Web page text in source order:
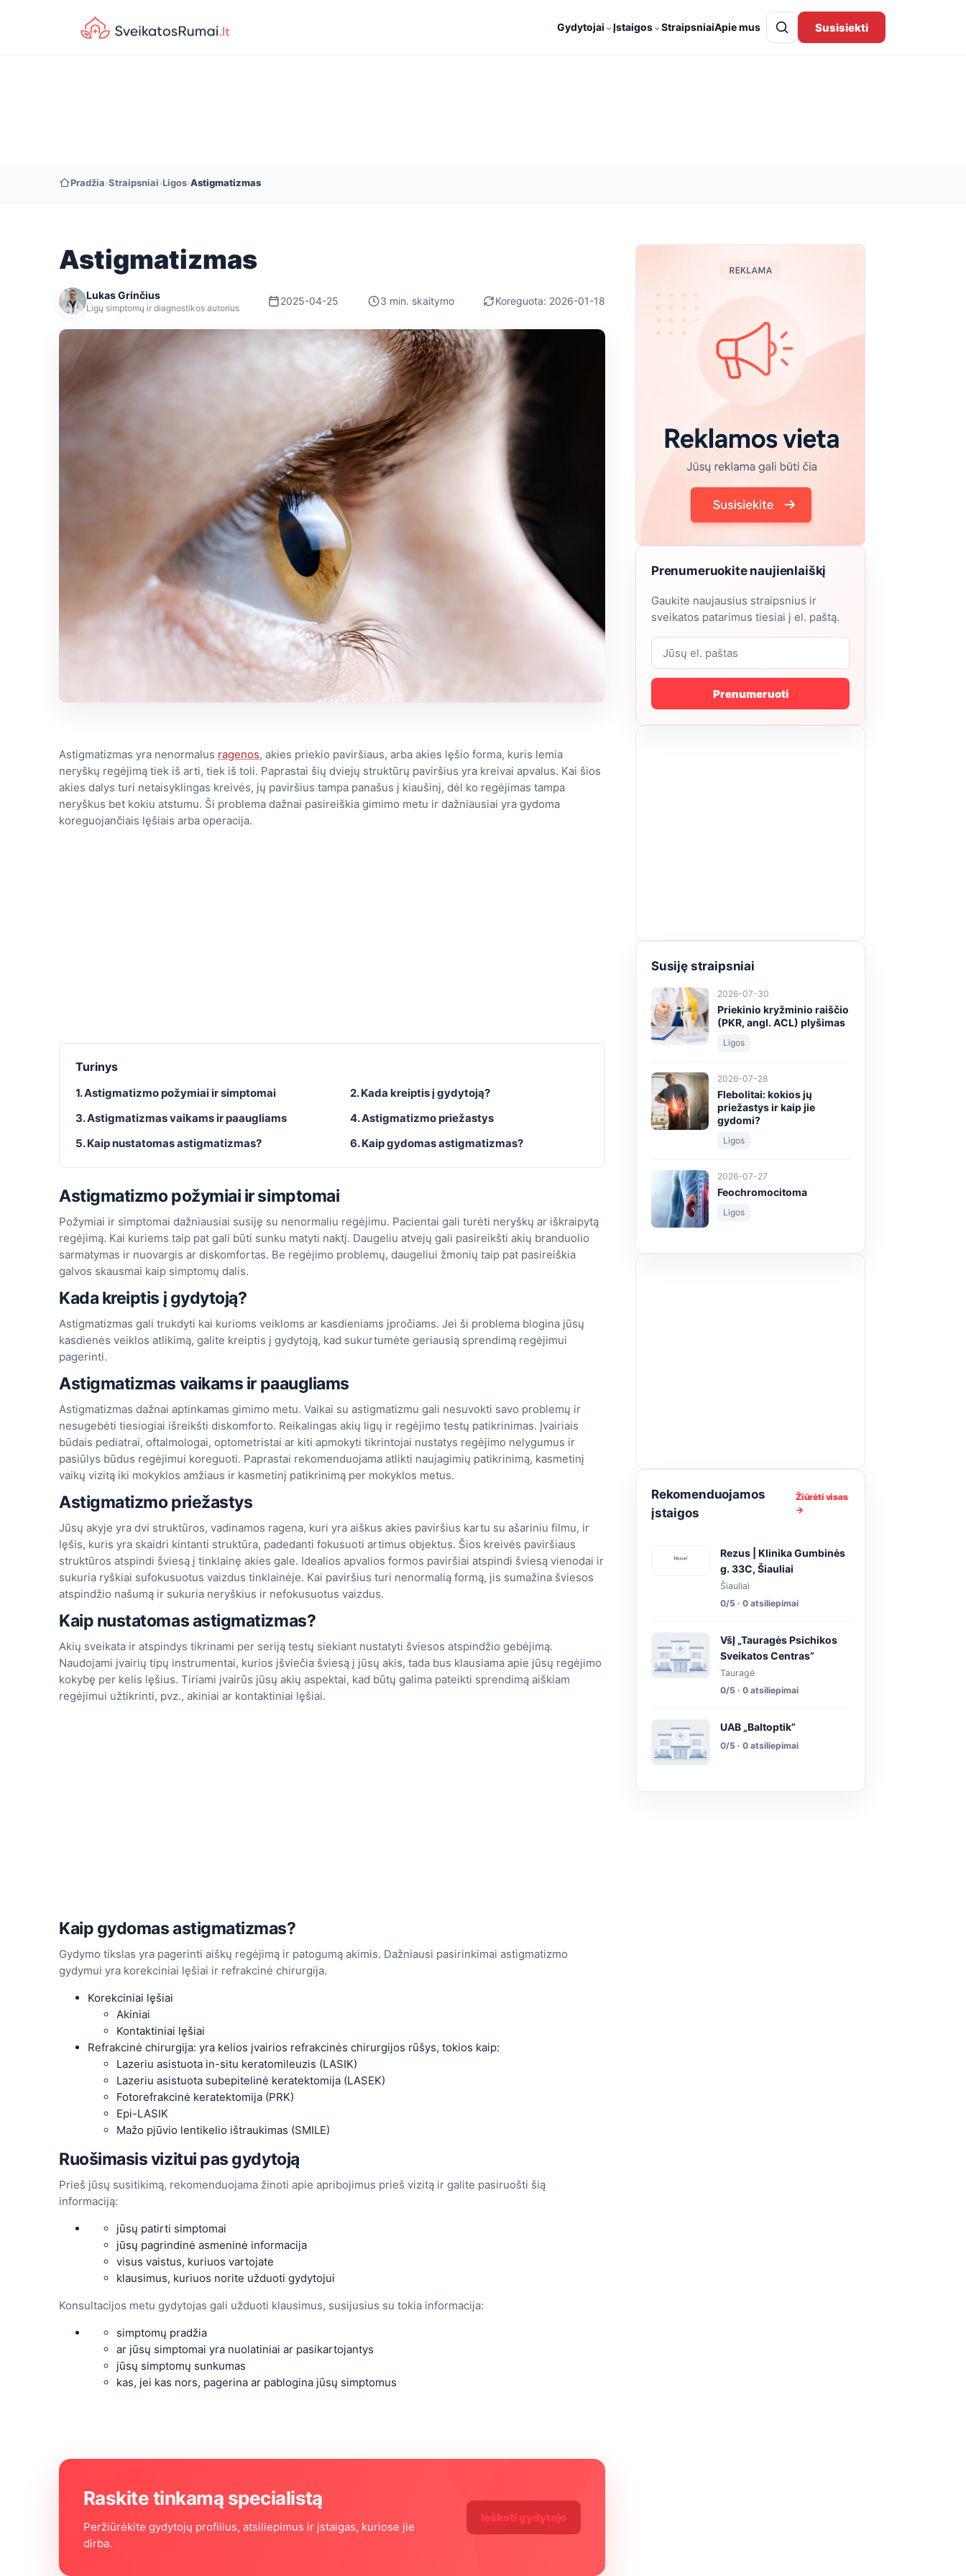
Gydytojai ⌄Įstaigos⌄StraipsniaiApie mus Susisiekti
Pradžia›Straipsniai›Ligos›Astigmatizmas
Astigmatizmas
Lukas Grinčius
Ligų simptomų ir diagnostikos autorius
2025-04-25 3 min. skaitymo Koreguota: 2026-01-18
Astigmatizmas yra nenormalus ragenos, akies priekio paviršiaus, arba akies lęšio forma, kuris lemia
neryškų regėjimą tiek iš arti, tiek iš toli. Paprastai šių dviejų struktūrų paviršius yra kreivai apvalus. Kai šios
akies dalys turi netaisyklingas kreivės, jų paviršius tampa panašus į kiaušinį, dėl ko regėjimas tampa
neryškus bet kokiu atstumu. Ši problema dažnai pasireiškia gimimo metu ir dažniausiai yra gydoma
koreguojančiais lęšiais arba operacija.
Turinys
1. Astigmatizmo požymiai ir simptomai
2. Kada kreiptis į gydytoją?
3. Astigmatizmas vaikams ir paaugliams
4. Astigmatizmo priežastys
5. Kaip nustatomas astigmatizmas?
6. Kaip gydomas astigmatizmas?
Astigmatizmo požymiai ir simptomai
Požymiai ir simptomai dažniausiai susiję su nenormaliu regėjimu. Pacientai gali turėti neryškų ar iškraipytą
regėjimą. Kai kuriems taip pat gali būti sunku matyti naktį. Daugeliu atvejų gali pasireikšti akių branduolio
sarmatymas ir nuovargis ar diskomfortas. Be regėjimo problemų, daugeliui žmonių taip pat pasireiškia
galvos skausmai kaip simptomų dalis.
Kada kreiptis į gydytoją?
Astigmatizmas gali trukdyti kai kurioms veikloms ar kasdieniams įpročiams. Jei ši problema blogina jūsų
kasdienės veiklos atlikimą, galite kreiptis į gydytoją, kad sukurtumėte geriausią sprendimą regėjimui
pagerinti.
Astigmatizmas vaikams ir paaugliams
Astigmatizmas dažnai aptinkamas gimimo metu. Vaikai su astigmatizmu gali nesuvokti savo problemų ir
nesugebėti tiesiogiai išreikšti diskomforto. Reikalingas akių ligų ir regėjimo testų patikrinimas. Įvairiais
būdais pediatrai, oftalmologai, optometristai ar kiti apmokyti tikrintojai nustatys regėjimo nelygumus ir
pasiūlys būdus regėjimui koreguoti. Paprastai rekomenduojama atlikti naujagimių patikrinimą, kasmetinį
vaikų vizitą iki mokyklos amžiaus ir kasmetinį patikrinimą per mokyklos metus.
Astigmatizmo priežastys
Jūsų akyje yra dvi struktūros, vadinamos ragena, kuri yra aiškus akies paviršius kartu su ašariniu filmu, ir
lęšis, kuris yra skaidri kintanti struktūra, padedanti fokusuoti artimus objektus. Šios kreivės paviršiaus
struktūros atspindi šviesą į tinklainę akies gale. Idealios apvalios formos paviršiai atspindi šviesą vienodai ir
sukuria ryškiai sufokusuotus vaizdus tinklainėje. Kai paviršius turi nenormalią formą, jis sumažina šviesos
atspindžio našumą ir sukuria neryškius ir nefokusuotus vaizdus.
Kaip nustatomas astigmatizmas?
Akių sveikata ir atspindys tikrinami per seriją testų siekiant nustatyti šviesos atspindžio gebėjimą.
Naudojami įvairių tipų instrumentai, kurios įšviečia šviesą į jūsų akis, tada bus klausiama apie jūsų regėjimo
kokybę per kelis lęšius. Tiriami įvairūs jūsų akių aspektai, kad būtų galima pateikti sprendimą aiškiam
regėjimui užtikrinti, pvz., akiniai ar kontaktiniai lęšiai.
Kaip gydomas astigmatizmas?
Gydymo tikslas yra pagerinti aiškų regėjimą ir patogumą akimis. Dažniausi pasirinkimai astigmatizmo
gydymui yra korekciniai lęšiai ir refrakcinė chirurgija.
Korekciniai lęšiai
Akiniai
Kontaktiniai lęšiai
Refrakcinė chirurgija: yra kelios įvairios refrakcinės chirurgijos rūšys, tokios kaip:
Lazeriu asistuota in-situ keratomileuzis (LASIK)
Lazeriu asistuota subepitelinė keratektomija (LASEK)
Fotorefrakcinė keratektomija (PRK)
Epi-LASIK
Mažo pjūvio lentikelio ištraukimas (SMILE)
Ruošimasis vizitui pas gydytoją
Prieš jūsų susitikimą, rekomenduojama žinoti apie apribojimus prieš vizitą ir galite pasiruošti šią
informaciją:
jūsų patirti simptomai
jūsų pagrindinė asmeninė informacija
visus vaistus, kuriuos vartojate
klausimus, kuriuos norite užduoti gydytojui
Konsultacijos metu gydytojas gali užduoti klausimus, susijusius su tokia informacija:
simptomų pradžia
ar jūsų simptomai yra nuolatiniai ar pasikartojantys
jūsų simptomų sunkumas
kas, jei kas nors, pagerina ar pablogina jūsų simptomus
Raskite tinkamą specialistą
Peržiūrėkite gydytojų profilius, atsiliepimus ir įstaigas, kuriose jie
dirba.
Ieškoti gydytojo
Prenumeruokite naujienlaiškį
Gaukite naujausius straipsnius ir
sveikatos patarimus tiesiai į el. paštą.
Prenumeruoti
Susiję straipsniai
2026-07-30
Priekinio kryžminio raiščio
(PKR, angl. ACL) plyšimas
Ligos
2026-07-28
Flebolitai: kokios jų
priežastys ir kaip jie
gydomi?
Ligos
2026-07-27
Feochromocitoma
Ligos
Rekomenduojamos
įstaigos
Žiūrėti visas
→
Rezus | Klinika Gumbinės
g. 33C, Šiauliai
Šiauliai
0/5 · 0 atsiliepimai
VšĮ „Tauragės Psichikos
Sveikatos Centras”
Tauragė
0/5 · 0 atsiliepimai
UAB „Baltoptik”
0/5 · 0 atsiliepimai